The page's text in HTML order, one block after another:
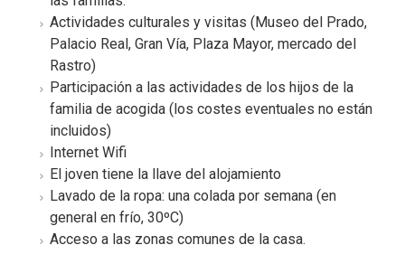
Actividades culturales y visitas (Museo del Prado,
Palacio Real, Gran Vía, Plaza Mayor, mercado del
Rastro)
Participación a las actividades de los hijos de la
familia de acogida (los costes eventuales no están
incluidos)
Internet Wifi
El joven tiene la llave del alojamiento
Lavado de la ropa: una colada por semana (en
general en frío, 30ºC)
Acceso a las zonas comunes de la casa.